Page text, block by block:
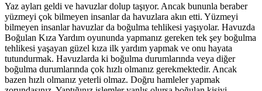
Yaz ayları geldi ve havuzlar dolup taşıyor. Ancak bununla beraber
yüzmeyi çok bilmeyen insanlar da havuzlara akın etti. Yüzmeyi
bilmeyen insanlar havuzlar da boğulma tehlikesi yaşıyolar. Havuzda
Boğulan Kıza Yardım oyununda yapmanız gereken tek şey boğulma
tehlikesi yaşayan güzel kıza ilk yardım yapmak ve onu hayata
tutundurmak. Havuzlarda ki boğulma durumlarında veya diğer
boğulma durumlarında çok hızlı olmanız gerekmektedir. Ancak
bazen hızlı olmanız yeterli olmaz. Doğru hamleler yapmak